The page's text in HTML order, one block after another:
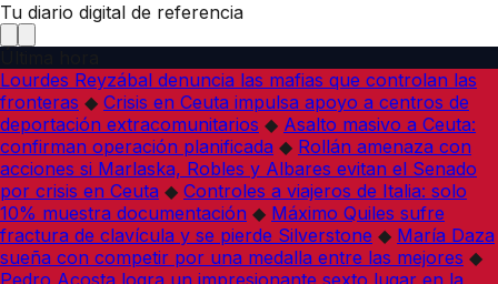
Tu diario digital de referencia
Lourdes Reyzábal denuncia las mafias que controlan las
fronteras ◆ Crisis en Ceuta impulsa apoyo a centros de
deportación extracomunitarios ◆ Asalto masivo a Ceuta:
confirman operación planificada ◆ Rollán amenaza con
acciones si Marlaska, Robles y Albares evitan el Senado
por crisis en Ceuta ◆ Controles a viajeros de Italia: solo
10% muestra documentación ◆ Máximo Quiles sufre
fractura de clavícula y se pierde Silverstone ◆ María Daza
sueña con competir por una medalla entre las mejores ◆
Pedro Acosta logra un impresionante sexto lugar en la